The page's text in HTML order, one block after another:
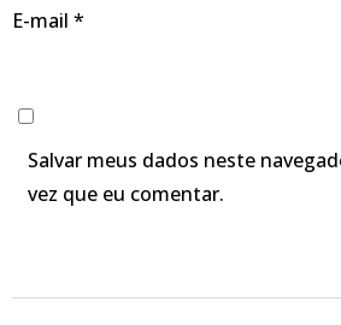
E-mail *
Salvar meus dados neste
vez que eu comentar.